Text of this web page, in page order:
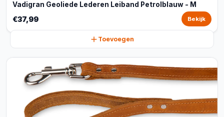
Vadigran Geoliede Lederen Leiband Petrolblauw - M
€37,99 Bekijk
Toevoegen